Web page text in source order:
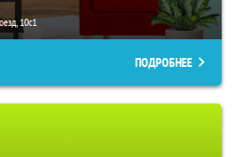
10с1
ПОДРОБНЕЕ